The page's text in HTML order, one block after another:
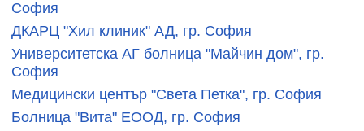
София
ДКАРЦ "Хил клиник" АД, гр. София
Университетска АГ болница "Майчин дом", гр.
София
Медицински център "Света Петка", гр. София
Болница "Вита" ЕООД, гр. София